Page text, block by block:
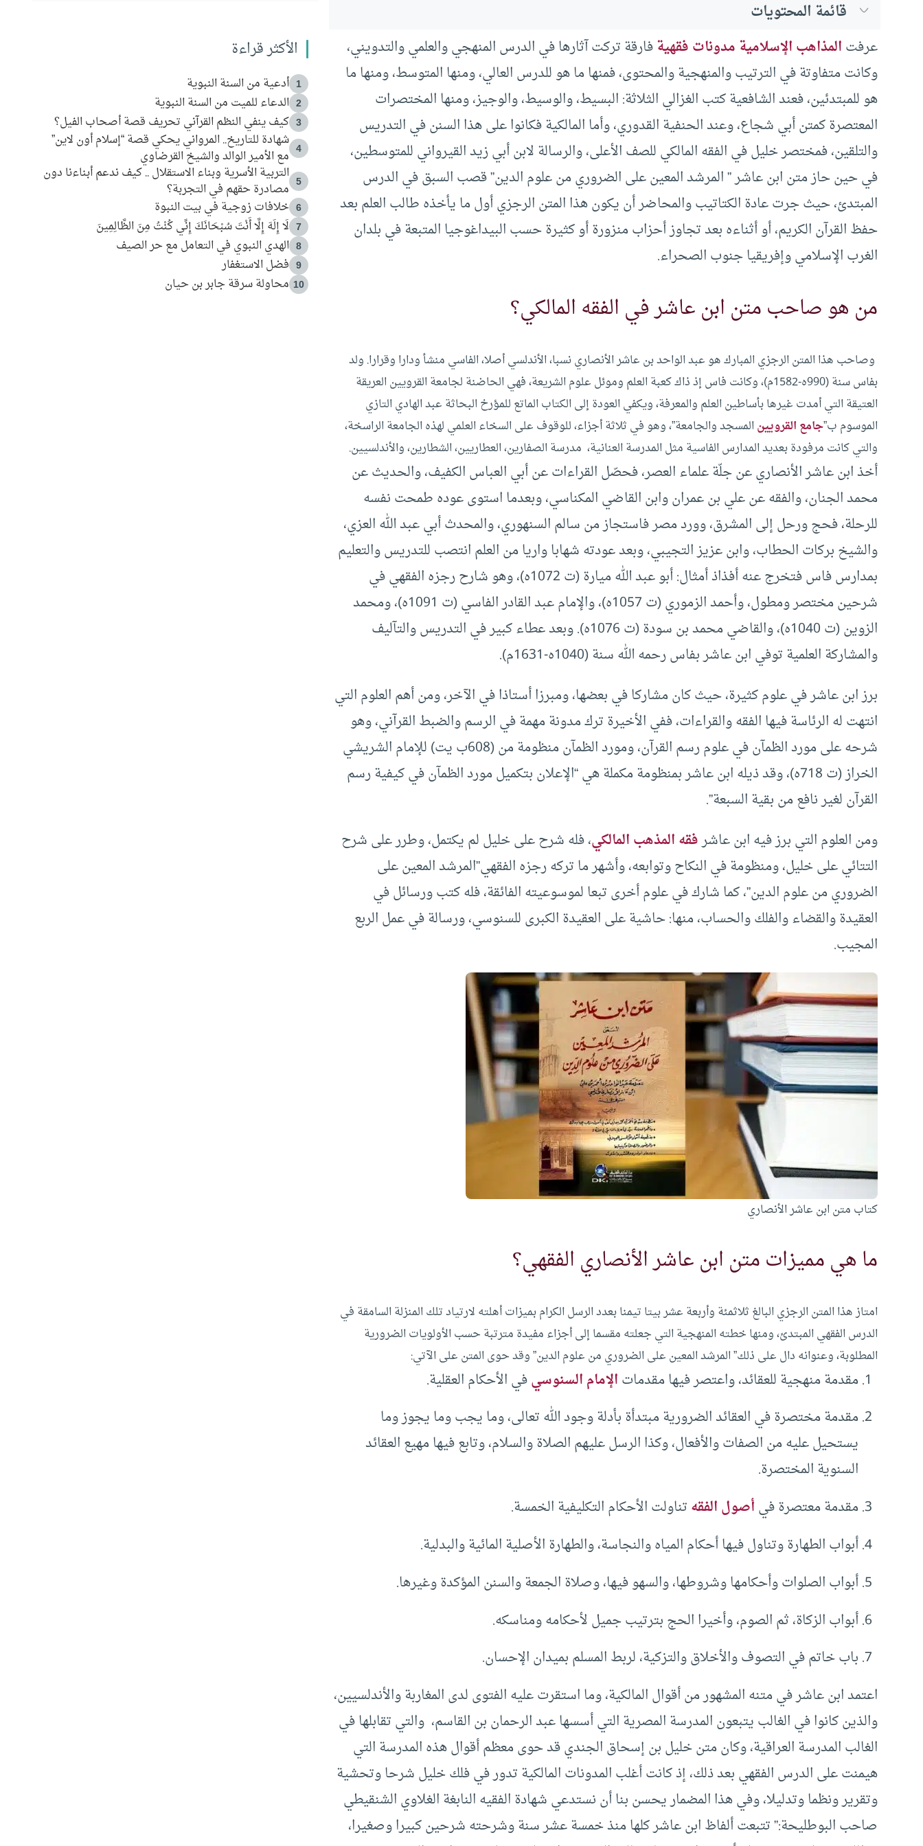
قائمة المحتويات
عرفتالمذاهب الإسلامية مدونات فقهيةفارقة تركت آثارها في الدرس المنهجي والعلمي والتدويني،
وكانت متفاوتة في الترتيب والمنهجية والمحتوى، فمنها ما هو للدرس العالي، ومنها المتوسط، ومنها ما
هو للمبتدئين، فعند الشافعية كتب الغزالي الثلاثة: البسيط، والوسيط، والوجيز، ومنها المختصرات
المعتصرة كمتن أبي شجاع، وعند الحنفية القدوري، وأما المالكية فكانوا على هذا السنن في التدريس
والتلقين، فمختصر خليل في الفقه المالكي للصف الأعلى، والرسالة لابن أبي زيد القيرواني للمتوسطين،
في حين حاز متن ابن عاشر ” المرشد المعين على الضروري من علوم الدين” قصب السبق في الدرس
المبتدئ، حيث جرت عادة الكتاتيب والمحاضر أن يكون هذا المتن الرجزي أول ما يأخذه طالب العلم بعد
حفظ القرآن الكريم، أو أثناءه بعد تجاوز أحزاب منزورة أو كثيرة حسب البيداغوجيا المتبعة في بلدان
الغرب الإسلامي وإفريقيا جنوب الصحراء.
من هو صاحب متن ابن عاشر في الفقه المالكي؟
وصاحب هذا المتن الرجزي المبارك هو عبد الواحد بن عاشر الأنصاري نسبا، الأندلسي أصلا، الفاسي منشأ ودارا وقرارا. ولد
بفاس سنة (990ه-1582م)، وكانت فاس إذ ذاك كعبة العلم وموئل علوم الشريعة، فهي الحاضنة لجامعة القرويين العريقة
العتيقة التي أمدت غيرها بأساطين العلم والمعرفة، ويكفي العودة إلى الكتاب الماتع للمؤرخ البحاثة عبد الهادي التازي
الموسوم ب”جامع القرويينالمسجد والجامعة”، وهو في ثلاثة أجزاء، للوقوف على السخاء العلمي لهذه الجامعة الراسخة،
والتي كانت مرفودة بعديد المدارس الفاسية مثل المدرسة العنانية، مدرسة الصفارين، العطاريين، الشطارين، والأندلسيين.
أخذ ابن عاشر الأنصاري عن جلّة علماء العصر، فحصّل القراءات عن أبي العباس الكفيف، والحديث عن
محمد الجنان، والفقه عن علي بن عمران وابن القاضي المكناسي، وبعدما استوى عوده طمحت نفسه
للرحلة، فحج ورحل إلى المشرق، وورد مصر فاستجاز من سالم السنهوري، والمحدث أبي عبد الله العزي،
والشيخ بركات الحطاب، وابن عزيز التجيبي، وبعد عودته شهابا واريا من العلم انتصب للتدريس والتعليم
بمدارس فاس فتخرج عنه أفذاذ أمثال: أبو عبد الله ميارة (ت 1072ه)، وهو شارح رجزه الفقهي في
شرحين مختصر ومطول، وأحمد الزموري (ت 1057ه)، والإمام عبد القادر الفاسي (ت 1091ه)، ومحمد
الزوين (ت 1040ه)، والقاضي محمد بن سودة (ت 1076ه). وبعد عطاء كبير في التدريس والتآليف
والمشاركة العلمية توفي ابن عاشر بفاس رحمه الله سنة (1040ه-1631م).
برز ابن عاشر في علوم كثيرة، حيث كان مشاركا في بعضها، ومبرزا أستاذا في الآخر، ومن أهم العلوم التي
انتهت له الرئاسة فيها الفقه والقراءات، ففي الأخيرة ترك مدونة مهمة في الرسم والضبط القرآني، وهو
شرحه على مورد الظمآن في علوم رسم القرآن، ومورد الظمآن منظومة من (608ب يت) للإمام الشريشي
الخراز (ت 718ه)، وقد ذيله ابن عاشر بمنظومة مكملة هي “الإعلان بتكميل مورد الظمآن في كيفية رسم
القرآن لغير نافع من بقية السبعة”.
ومن العلوم التي برز فيه ابن عاشرفقه المذهب المالكي، فله شرح على خليل لم يكتمل، وطرر على شرح
التتائي على خليل، ومنظومة في النكاح وتوابعه، وأشهر ما تركه رجزه الفقهي”المرشد المعين على
الضروري من علوم الدين”، كما شارك في علوم أخرى تبعا لموسوعيته الفائقة، فله كتب ورسائل في
العقيدة والقضاء والفلك والحساب، منها: حاشية على العقيدة الكبرى للسنوسي، ورسالة في عمل الربع
المجيب.
كتاب متن ابن عاشر الأنصاري
ما هي مميزات متن ابن عاشر الأنصاري الفقهي؟
امتاز هذا المتن الرجزي البالغ ثلاثمئة وأربعة عشر بيتا تيمنا بعدد الرسل الكرام بميزات أهلته لارتياد تلك المنزلة السامقة في
الدرس الفقهي المبتدئ، ومنها خطته المنهجية التي جعلته مقسما إلى أجزاء مفيدة مترتبة حسب الأولويات الضرورية
المطلوبة، وعنوانه دال على ذلك” المرشد المعين على الضروري من علوم الدين” وقد حوى المتن على الآتي:
مقدمة منهجية للعقائد، واعتصر فيها مقدماتالإمام السنوسيفي الأحكام العقلية.
مقدمة مختصرة في العقائد الضرورية مبتدأة بأدلة وجود الله تعالى، وما يجب وما يجوز وما
يستحيل عليه من الصفات والأفعال، وكذا الرسل عليهم الصلاة والسلام، وتابع فيها مهيع العقائد
السنوية المختصرة.
مقدمة معتصرة فيأصول الفقهتناولت الأحكام التكليفية الخمسة.
أبواب الطهارة وتناول فيها أحكام المياه والنجاسة، والطهارة الأصلية المائية والبدلية.
أبواب الصلوات وأحكامها وشروطها، والسهو فيها، وصلاة الجمعة والسنن المؤكدة وغيرها.
أبواب الزكاة، ثم الصوم، وأخيرا الحج بترتيب جميل لأحكامه ومناسكه.
باب خاتم في التصوف والأخلاق والتزكية، لربط المسلم بميدان الإحسان.
اعتمد ابن عاشر في متنه المشهور من أقوال المالكية، وما استقرت عليه الفتوى لدى المغاربة والأندلسيين،
والذين كانوا في الغالب يتبعون المدرسة المصرية التي أسسها عبد الرحمان بن القاسم، والتي تقابلها في
الغالب المدرسة العراقية، وكان متن خليل بن إسحاق الجندي قد حوى معظم أقوال هذه المدرسة التي
هيمنت على الدرس الفقهي بعد ذلك، إذ كانت أغلب المدونات المالكية تدور في فلك خليل شرحا وتحشية
وتقرير ونظما وتدليلا، وفي هذا المضمار يحسن بنا أن نستدعي شهادة الفقيه النابغة الغلاوي الشنقيطي
صاحب البوطليحة:” تتبعت ألفاظ ابن عاشر كلها منذ خمسة عشر سنة وشرحته شرحين كبيرا وصغيرا،
الأكثر قراءة
1 أدعية من السنة النبوية
2 الدعاء للميت من السنة النبوية
3 كيف ينفي النظم القرآني تحريف قصة أصحاب الفيل؟
4
شهادة للتاريخ.. المرواني يحكي قصة “إسلام أون لاين”
مع الأمير الوالد والشيخ القرضاوي
5
التربية الأسرية وبناء الاستقلال .. كيف ندعم أبناءنا دون
مصادرة حقهم في التجربة؟
6 خلافات زوجية في بيت النبوة
7 لَا إِلَهَ إِلَّا أَنْتَ سُبْحَانَكَ إِنِّي كُنْتُ مِنَ الظَّالِمِينَ
8 الهدي النبوي في التعامل مع حر الصيف
9 فضل الاستغفار
10 محاولة سرقة جابر بن حيان